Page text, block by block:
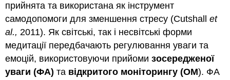
прийнята та використана як інструмент
самодопомоги для зменшення стресу (Cutshallet
al., 2011). Як світські, так і несвітські форми
медитації передбачають регулювання уваги та
емоцій, використовуючи прийомизосередженої
уваги (ФА) та відкритого моніторингу (ОМ). ФА